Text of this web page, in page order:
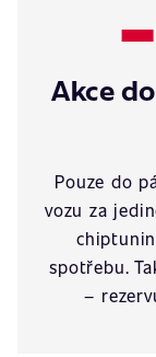
Akce
Pouze do
vozu za
spotřebu.
–